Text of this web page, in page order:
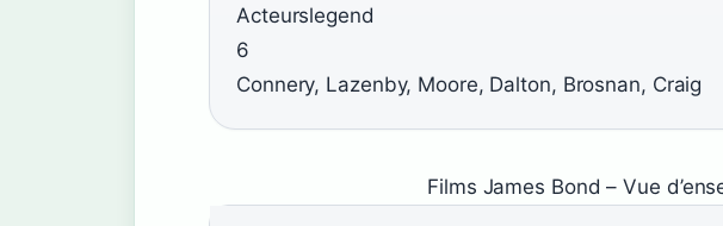
Acteurslegend
6
Connery, Lazenby, Moore, Dalton, Brosnan, Craig
Films James Bond – Vue